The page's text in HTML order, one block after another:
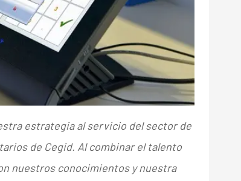
estrategia al servicio del sector de
de Cegid. Al combinar el talento
nuestros conocimientos y nuestra